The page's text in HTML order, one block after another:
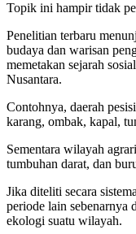
Topik ini hampir tidak
Penelitian terbaru
budaya dan warisan
memetakan sejarah
Nusantara.
Contohnya, daerah
karang, ombak, kapal,
Sementara wilayah
tumbuhan darat, dan
Jika diteliti secara
periode lain sebenarnya
ekologi suatu wilayah.